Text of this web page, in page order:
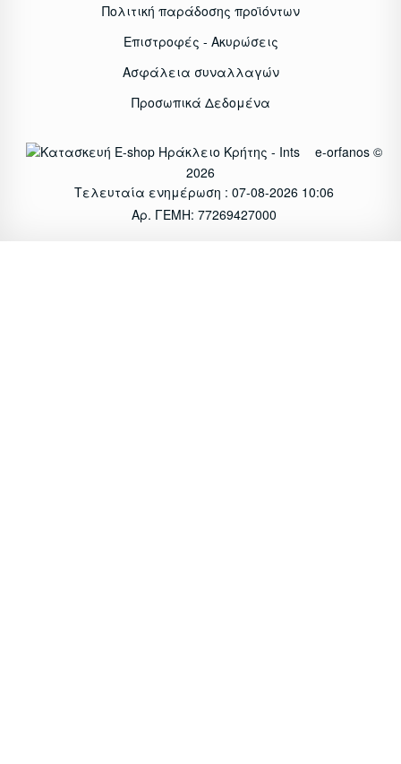
Πολιτική παράδοσης προϊόντων
Επιστροφές - Ακυρώσεις
Ασφάλεια συναλλαγών
Προσωπικά Δεδομένα
e-orfanos ©
2026
Τελευταία ενημέρωση : 07-08-2026 10:06
Αρ. ΓΕΜΗ: 77269427000